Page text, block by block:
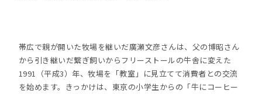
帯広で親が開いた牧場を継いだ廣瀬文彦さんは、父の博昭さん
から引き継いだ繋ぎ飼いからフリーストールの牛舎に変えた
1991（平成3）年、牧場を「教室」に見立てて消費者との交流
を始めます。きっかけは、東京の小学生からの「牛にコーヒー